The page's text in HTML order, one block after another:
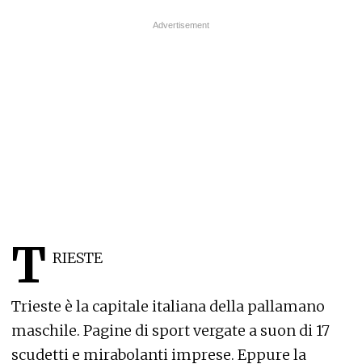
T RIESTE
Trieste è la capitale italiana della pallamano
maschile. Pagine di sport vergate a suon di 17
scudetti e mirabolanti imprese. Eppure la